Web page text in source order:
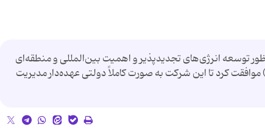
وزارت نیرو به منظور توسعه انرژی‌های تجدیدپذیر و اهمیت بین‌المللی و منطقه‌ای
کرد تا این شرکت به صورت کاملاً دولتی عهده‌دار مدیریت